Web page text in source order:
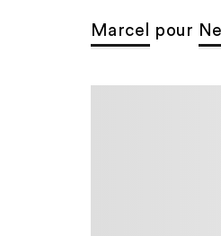
Marcel pour